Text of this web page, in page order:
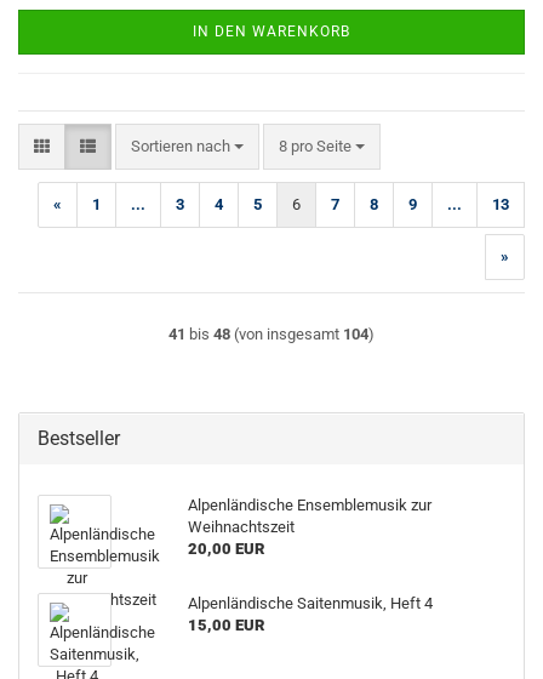
IN DEN WARENKORB
Sortieren nach
Sortieren nach 8 pro Seite
pro Seite
« 1 ... 3 4 5 6 7 8 9 ... 13
»
41 bis 48 (von insgesamt 104)
Bestseller
Alpenländische Ensemblemusik zur
Weihnachtszeit
20,00 EUR
Alpenländische Saitenmusik, Heft 4
15,00 EUR